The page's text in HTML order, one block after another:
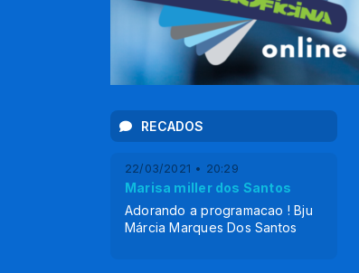
RECADOS
Marisa miller dos Santos
22/03/2021 • 20:29
Adorando a programacao ! Bju
Márcia Marques Dos Santos